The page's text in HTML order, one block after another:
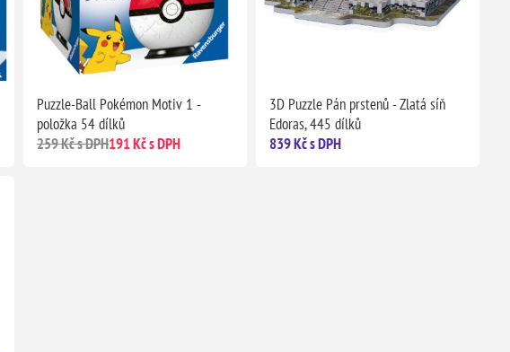
Puzzle-Ball Pokémon Motiv 1 -
položka 54 dílků
259 Kč s DPH191 Kč s DPH
3D Puzzle Pán prstenů - Zlatá síň
Edoras, 445 dílků
839 Kč s DPH